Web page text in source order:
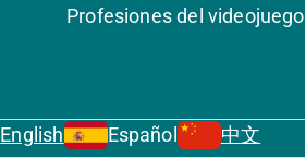
Profesiones del videojuego
English Español 中文